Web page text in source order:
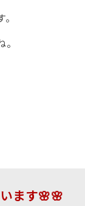
ます🌸🌸